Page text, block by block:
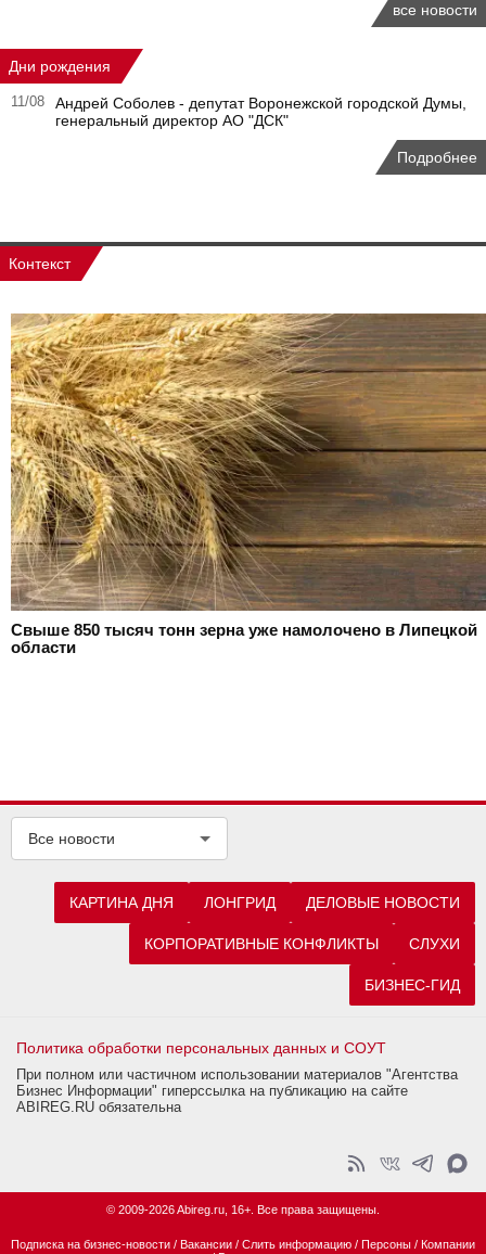
все новости
Дни рождения
11/08
Андрей Соболев - депутат Воронежской городской Думы,
генеральный директор АО "ДСК"
Подробнее
Контекст
Свыше 850 тысяч тонн зерна уже намолочено в Липецкой
области
Все новости
КАРТИНА ДНЯ ЛОНГРИД ДЕЛОВЫЕ НОВОСТИ
КОРПОРАТИВНЫЕ КОНФЛИКТЫ СЛУХИ
БИЗНЕС-ГИД
Политика обработки персональных данных и СОУТ
При полном или частичном использовании материалов "Агентства
Бизнес Информации" гиперссылка на публикацию на сайте
ABIREG.RU обязательна
© 2009-2026 Abireg.ru, 16+. Все права защищены.
Подписка на бизнес-новости / Вакансии / Слить информацию / Персоны / Компании